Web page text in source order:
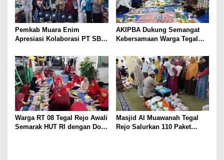
Pemkab Muara Enim
Apresiasi Kolaborasi PT SBS
Warga Sekitar Tambang
AKIPBA Dukung Semangat
Kebersamaan Warga Tegal
Warga RT 08 Tegal Rejo Awali
Semarak HUT RI dengan Doa
Masjid Al Muawanah Tegal
Rejo Salurkan 110 Paket